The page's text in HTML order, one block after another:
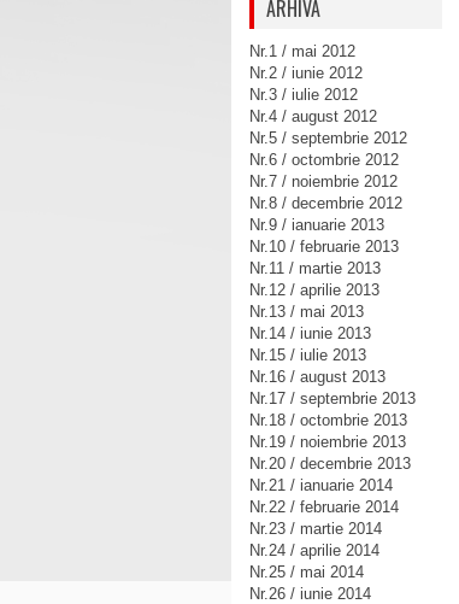
ARHIVA
Nr.1 / mai 2012
Nr.2 / iunie 2012
Nr.3 / iulie 2012
Nr.4 / august 2012
Nr.5 / septembrie 2012
Nr.6 / octombrie 2012
Nr.7 / noiembrie 2012
Nr.8 / decembrie 2012
Nr.9 / ianuarie 2013
Nr.10 / februarie 2013
Nr.11 / martie 2013
Nr.12 / aprilie 2013
Nr.13 / mai 2013
Nr.14 / iunie 2013
Nr.15 / iulie 2013
Nr.16 / august 2013
Nr.17 / septembrie 2013
Nr.18 / octombrie 2013
Nr.19 / noiembrie 2013
Nr.20 / decembrie 2013
Nr.21 / ianuarie 2014
Nr.22 / februarie 2014
Nr.23 / martie 2014
Nr.24 / aprilie 2014
Nr.25 / mai 2014
Nr.26 / iunie 2014